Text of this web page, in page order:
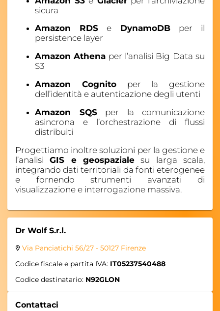
sicura
Amazon RDS e DynamoDBper il
persistence layer
Amazon Athena per l’analisi Big Data su
S3
Amazon Cognitoper la gestione
dell’identità e autenticazione degli utenti
Amazon SQSper la comunicazione
asincrona e l’orchestrazione di flussi
distribuiti
Progettiamo inoltre soluzioni per la gestione e
l’analisiGIS e geospaziale su larga scala,
integrando dati territoriali da fonti eterogenee
e fornendo strumenti avanzati di
visualizzazione e interrogazione massiva.
Dr Wolf S.r.l.
Via Panciatichi 56/27 - 50127 Firenze
Codice fiscale e partita IVA: IT05237540488
Codice destinatario: N92GLON
Contattaci